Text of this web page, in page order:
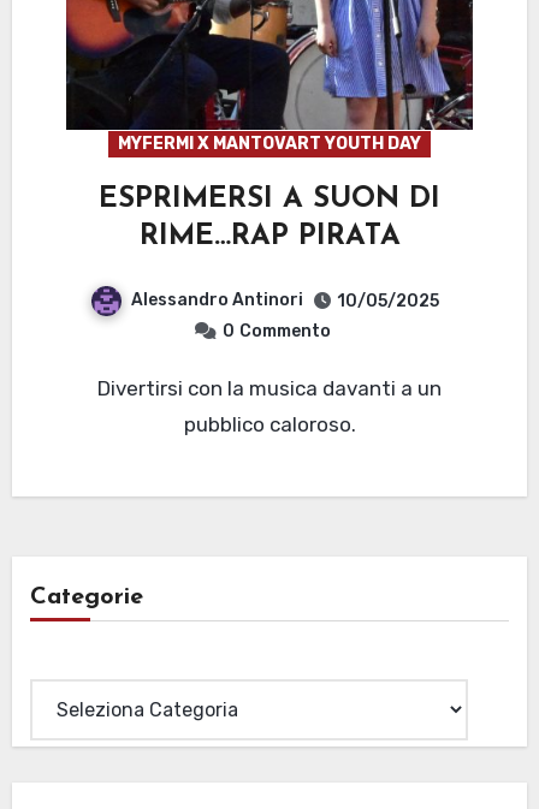
MYFERMI X MANTOVART YOUTH DAY
ESPRIMERSI A SUON DI
RIME…RAP PIRATA
Alessandro Antinori
10/05/2025
0 Commento
Divertirsi con la musica davanti a un
pubblico caloroso.
Categorie